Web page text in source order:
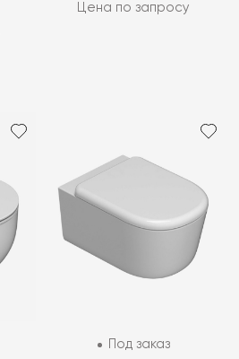
Цена по запросу
Под заказ